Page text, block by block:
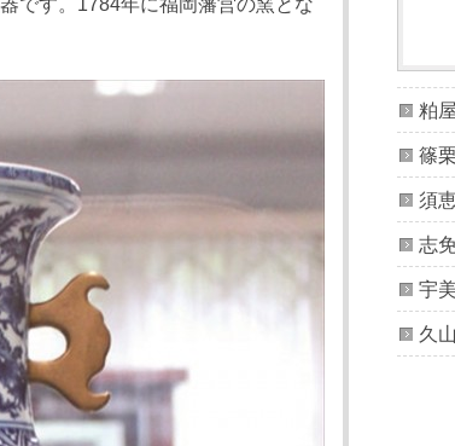
です。1784年に福岡藩営の窯とな
粕
篠
須
志
宇
久